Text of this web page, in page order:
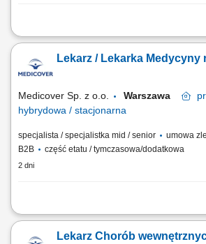
Będziesz odpowiedzialny/-a za: kompleksową
zachowanie wysokich standardów medycznych;
podjąć wyzwanie, jeśli pragniesz być #bohaterem
Lekarz / Lekarka Medycyny
Medicover Sp. z o.o. Warszawa
hybrydowa / stacjonarna
specjalista / specjalistka mid / senior
umowa
B2B
część etatu / tymczasowa/dodatkowa
2 dni
Będziesz odpowiedzialny/-a za: kompleksową
zachowanie wysokich standardów medycznych.
Lekarz Chorób